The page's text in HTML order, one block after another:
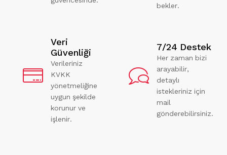
bekler.
Veri
Güvenliği
Verileriniz
KVKK
yönetmeliğine
uygun şekilde
korunur ve
işlenir.
7/24 Destek
Her zaman bizi
arayabilir,
detaylı
istekleriniz için
mail
gönderebilirsiniz.